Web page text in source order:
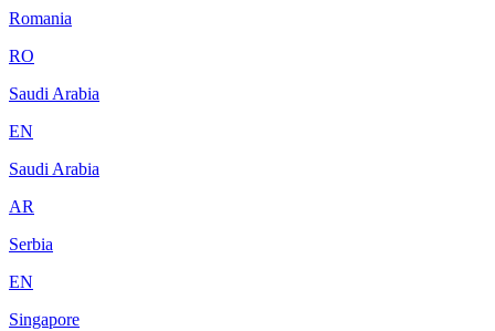
Romania
RO
Saudi Arabia
EN
Saudi Arabia
AR
Serbia
EN
Singapore